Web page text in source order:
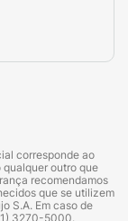
corresponde ao
outro que
recomendamos
que se utilizem
S.A. Em caso de
3270-5000.